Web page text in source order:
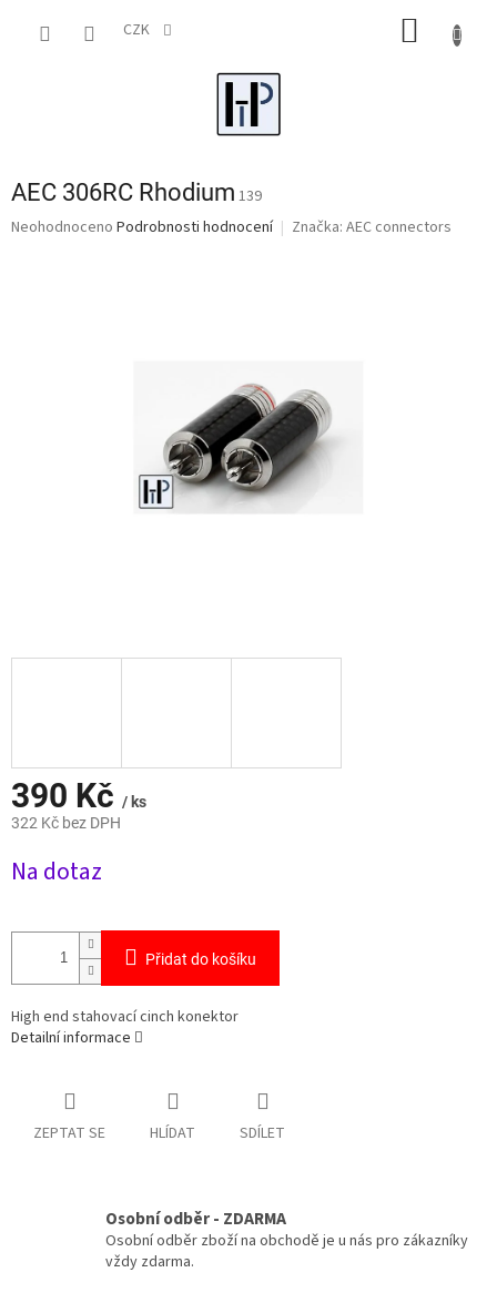
CZK
AEC 306RC Rhodium 139
Průměrné
Neohodnoceno Podrobnosti hodnocení Značka: AEC connectors
390 Kč / ks
322 Kč bez DPH
cena:
Na dotaz
Přidat do košíku
High end stahovací cinch konektor
Detailní informace
ZEPTAT SE HLÍDAT SDÍLET
Osobní odběr - ZDARMA
Osobní odběr zboží na obchodě je u nás pro zákazníky
vždy zdarma.